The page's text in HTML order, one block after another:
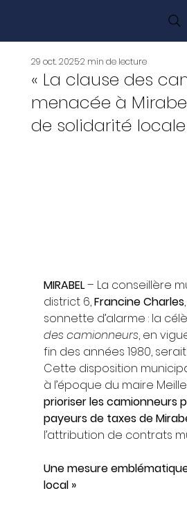
« La clause des
menacée à
de solidarité locale
29 oct. 20252 min de lecture
MIRABEL – La conseillère
district 6, Francine Charles
sonnette d’alarme : la
des camionneurs, en
fin des années 1980,
Cette disposition
à l’époque du maire
prioriser les camionneurs
payeurs de taxes de
l’attribution de contrats
Une mesure
local »